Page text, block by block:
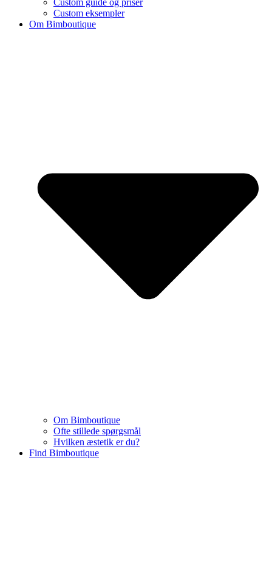
Custom guide og priser
Custom eksempler
Om Bimboutique
Om Bimboutique
Ofte stillede spørgsmål
Hvilken æstetik er du?
Find Bimboutique